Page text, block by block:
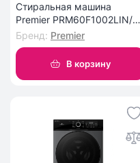
Стиральная машина
Premier PRM60F1002LIN/G
6 кг
Бренд: Premier
В корзину